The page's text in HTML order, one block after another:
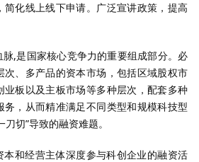
化线上线下申请。广泛宣讲政策，提高
,是国家核心竞争力的重要组成部分。必
次、多产品的资本市场，包括区域股权市
业板以及主板市场等多种层次，配套多种
，从而精准满足不同类型和规模科技型
切”导致的融资难题。
本和经营主体深度参与科创企业的融资活